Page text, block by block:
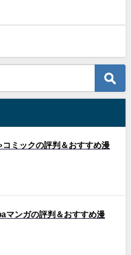
コミックの評判＆おすすめ漫
マンガの評判＆おすすめ漫